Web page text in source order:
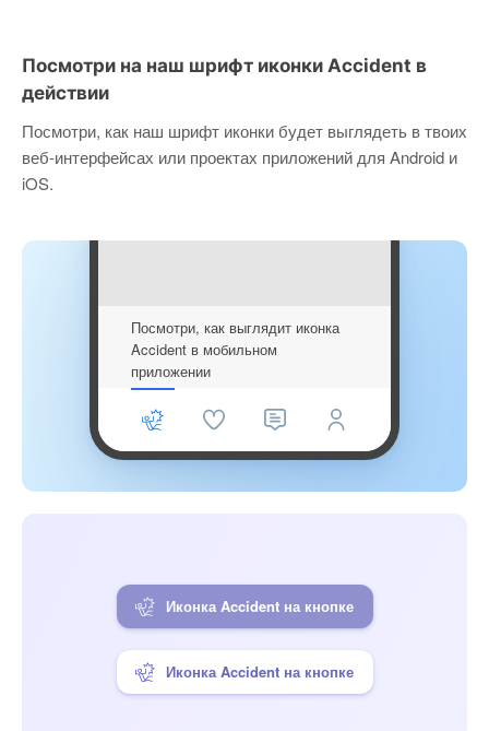
Посмотри на наш шрифт иконки Accident в
действии
Посмотри, как наш шрифт иконки будет выглядеть в твоих
веб-интерфейсах или проектах приложений для Android и
iOS.
Посмотри, как выглядит иконка
Accident в мобильном
приложении
Иконка Accident на кнопке
Иконка Accident на кнопке